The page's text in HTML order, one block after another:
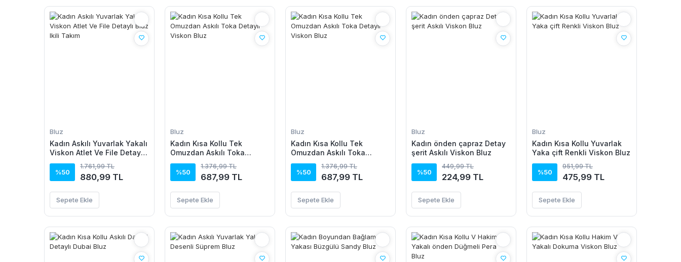
Bluz
Kadın Askılı Yuvarlak Yakalı
Viskon Atlet Ve File Detaylı
Bluz Ikili Takım
%50
1.761,99 TL
880,99 TL
Sepete Ekle
Bluz
Kadın Kısa Kollu Tek
Omuzdan Askılı Toka
Detaylı Viskon Bluz
%50
1.376,99 TL
687,99 TL
Sepete Ekle
Bluz
Kadın Kısa Kollu Tek
Omuzdan Askılı Toka
Detaylı Viskon Bluz
%50
1.376,99 TL
687,99 TL
Sepete Ekle
Bluz
Kadın önden çapraz Detay
şerit Askılı Viskon Bluz
%50
449,99 TL
224,99 TL
Sepete Ekle
Bluz
Kadın Kısa Kollu Yuvarlak
Yaka çift Renkli Viskon Bluz
%50
951,99 TL
475,99 TL
Sepete Ekle